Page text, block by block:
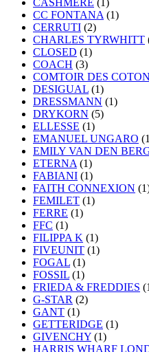
CC FONTANA (1)
CERRUTI (2)
CHARLES TYRWHITT
CLOSED (1)
COACH (3)
COMTOIR DES
DESIGUAL (1)
DRESSMANN (1)
DRYKORN (5)
ELLESSE (1)
EMANUEL UNGARO
EMILY VAN DEN
ETERNA (1)
FABIANI (1)
FAITH CONNEXION
FEMILET (1)
FERRE (1)
FFC (1)
FILIPPA K (1)
FIVEUNIT (1)
FOGAL (1)
FOSSIL (1)
FRIEDA & FREDDIES
G-STAR (2)
GANT (1)
GETTERIDGE (1)
GIVENCHY (1)
HARRIS WHARF